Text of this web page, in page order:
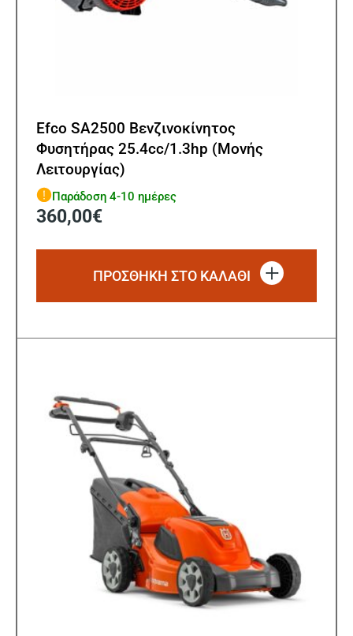
Efco SA2500 Βενζινοκίνητος
Φυσητήρας 25.4cc/1.3hp (Μονής
Λειτουργίας)
Παράδοση 4-10 ημέρες
360,00€
ΠΡΟΣΘΗΚΗ ΣΤΟ ΚΑΛΑΘΙ